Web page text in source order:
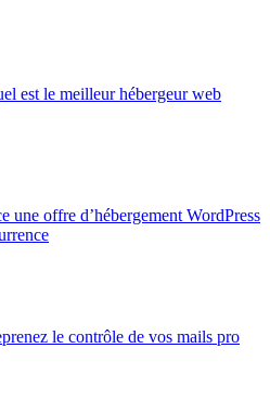
est le meilleur hébergeur web
une offre d’hébergement WordPress
le contrôle de vos mails pro